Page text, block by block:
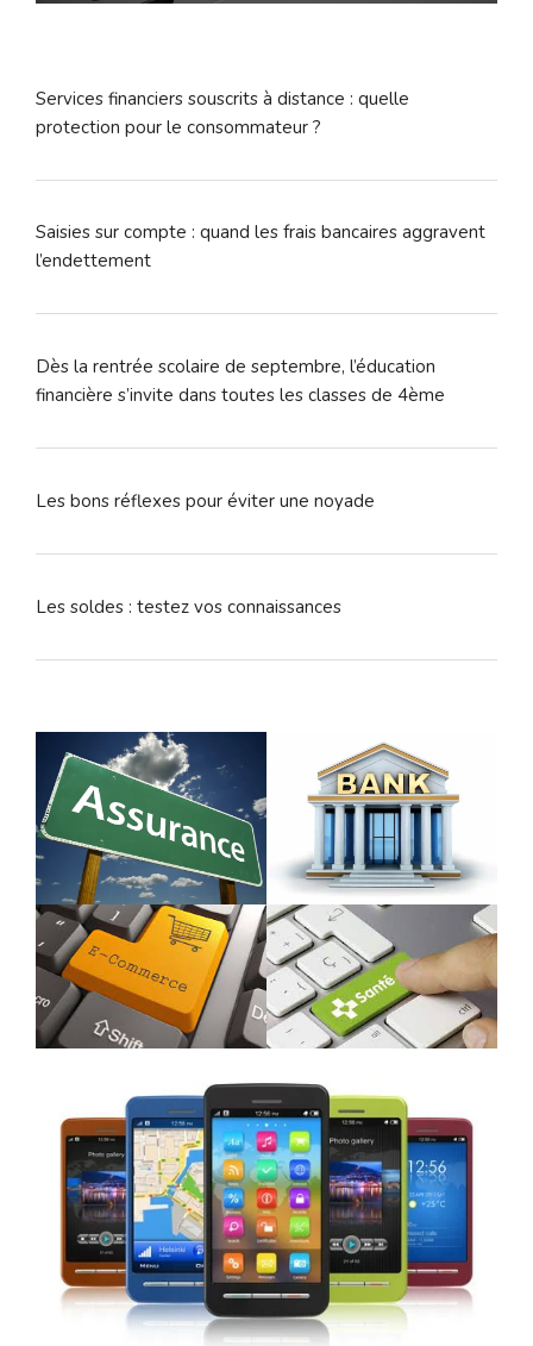
Services financiers souscrits à distance : quelle
protection pour le consommateur ?
Saisies sur compte : quand les frais bancaires aggravent
l’endettement
Dès la rentrée scolaire de septembre, l’éducation
financière s’invite dans toutes les classes de 4ème
Les bons réflexes pour éviter une noyade
Les soldes : testez vos connaissances